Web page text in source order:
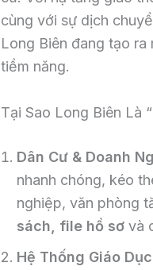
cùng với sự dịch
Long Biên đang tạo ra
tiềm năng.
Tại Sao Long Biên Là
Dân Cư & Doanh
nhanh chóng, kéo
nghiệp, văn phòng
sách, file hồ sơ và
Hệ Thống Giáo